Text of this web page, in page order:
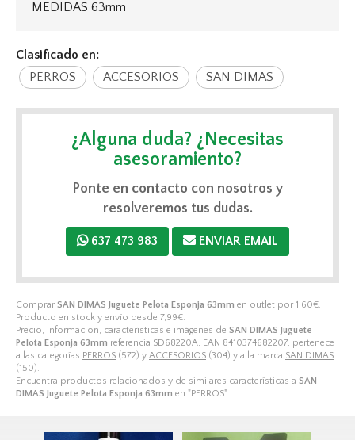
Comprar SAN DIMAS Juguete Pelota Esponja 63mm en outlet por 1,60€
Producto en stock y envío desde 7,99€
Precio, información, características e imágenes de SAN DIMAS Juguete
Pelota Esponja 63mm referencia SD68220A, EAN 8410374682207, pertenece
a las categorías PERROS (572) y ACCESORIOS (304) y a la marca SAN DIMAS
(150).
Encuentra productos relacionados y de similares características a SAN
DIMAS Juguete Pelota Esponja 63mm en "PERROS".
MEDIDAS 63mm
Clasificado en:
PERROS
ACCESORIOS SAN DIMAS
¿Alguna duda? ¿Necesitas
asesoramiento?
Ponte en contacto con nosotros y
resolveremos tus dudas.
637 473 983 ENVIAR EMAIL